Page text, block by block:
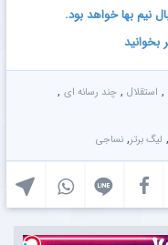
نیم بها خواهد بود.
بخوانید
, استقلال , چند رسانه ای ,
, لیگ برتر, نساجی